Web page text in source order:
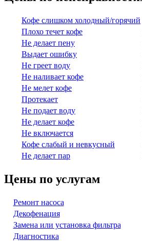
Кофе слишком холодный/горячий
Плохо течет кофе
Не делает пену
Выдает ошибку
Не греет воду
Не наливает кофе
Не мелет кофе
Протекает
Не подает воду
Не делает кофе
Не включается
Кофе слабый и невкусный
Не делает пар
Цены по услугам
Ремонт насоса
Декофенация
Замена или установка фильтра
Диагностика